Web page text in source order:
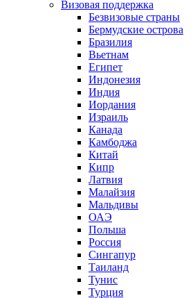
Визовая поддержка
Безвизовые страны
Бермудские острова
Бразилия
Вьетнам
Египет
Индонезия
Индия
Иордания
Израиль
Канада
Камбоджа
Китай
Кипр
Латвия
Малайзия
Мальдивы
ОАЭ
Польша
Россия
Сингапур
Таиланд
Тунис
Турция